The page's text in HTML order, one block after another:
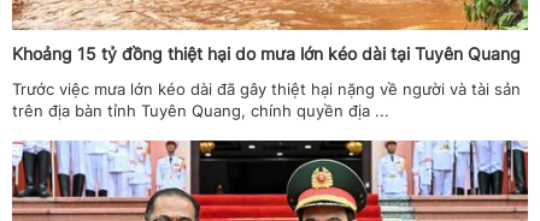
Khoảng 15 tỷ đồng thiệt hại do mưa lớn kéo dài tại Tuyên Quang
Trước việc mưa lớn kéo dài đã gây thiệt hại nặng về người và tài sản
trên địa bàn tỉnh Tuyên Quang, chính quyền địa ...